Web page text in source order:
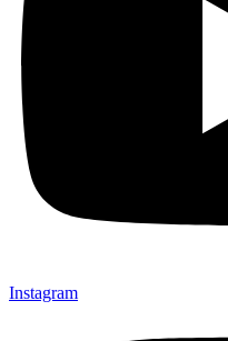
Instagram